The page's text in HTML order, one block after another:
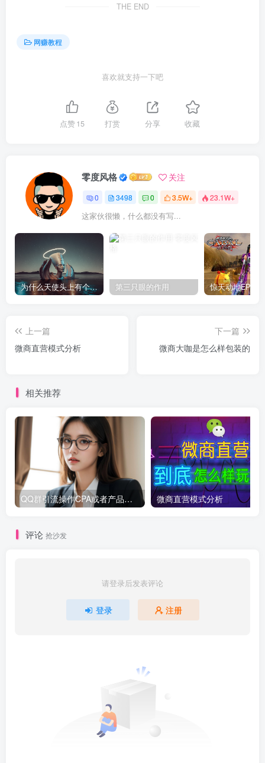
THE END
网赚教程
喜欢就支持一下吧
点赞15 打赏 分享 收藏
零度风格 关注
0 3498 0 3.5W+ 23.1W+
这家伙很懒，什么都没有写...
为什么天使头上有个圈？ 第三只眼的作用
上一篇
微商直营模式分析
下一篇
微商大咖是怎么样包装的
相关推荐
QQ群引流操作CPA或者产品日赚100以上，非常牛的引流方法_网赚教程 微商直营模式分析
评论 抢沙发
请登录后发表评论
登录 注册